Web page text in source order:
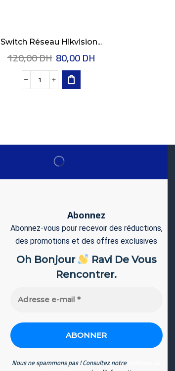
Switch Réseau Hikvision...
120,00DH 80,00DH
Abonnez
Abonnez-vous pour recevoir des réductions,
des promotions et des offres exclusives
Oh Bonjour
Ravi De Vous
Rencontrer.
Nous ne spammons pas ! Consultez notre